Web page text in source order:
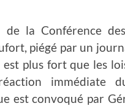
de la Conférence
piégé par un
est plus fort que les
immédiate
est convoqué par